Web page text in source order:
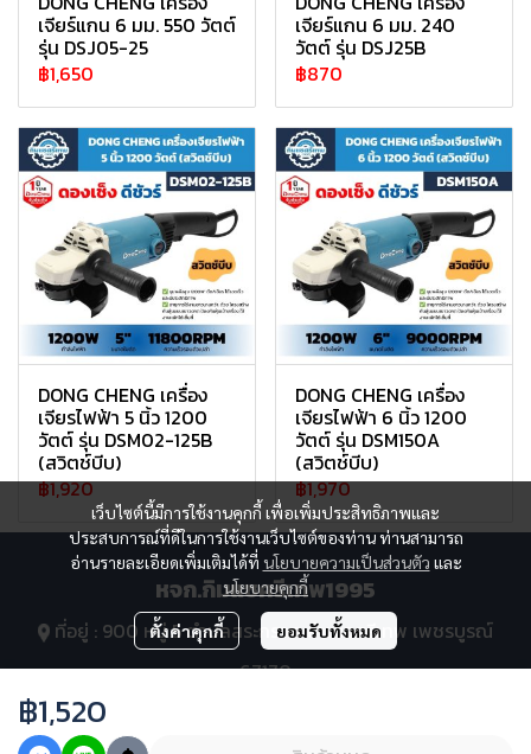
เจียร์แกน 6 มม. 550 วัตต์
รุ่น DSJ05-25
฿1,650
เจียร์แกน 6 มม. 240
วัตต์ รุ่น DSJ25B
฿870
DONG CHENG เครื่อง
เจียรไฟฟ้า 5 นิ้ว 1200
วัตต์ รุ่น DSM02-125B
(สวิตช์บีบ)
฿1,920
DONG CHENG เครื่อง
เจียรไฟฟ้า 6 นิ้ว 1200
วัตต์ รุ่น DSM150A
(สวิตช์บีบ)
฿1,970
฿1,520
เว็บไซต์นี้มีการใช้งานคุกกี้ เพื่อเพิ่มประสิทธิภาพและ
ประสบการณ์ที่ดีในการใช้งานเว็บไซต์ของท่าน ท่านสามารถ
อ่านรายละเอียดเพิ่มเติมได้ที่ นโยบายความเป็นส่วนตัว และ
นโยบายคุกกี้
ตั้งค่าคุกกี้ ยอมรับทั้งหมด
หจก.กิมแซศรีเทพ1995
ที่อยู่ : 900 หมู่ 5 ตำบลสระกรวด อำเภอศรีเทพ เพชรบูรณ์
67170